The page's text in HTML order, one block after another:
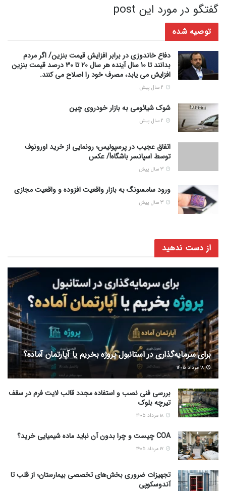
گفتگو در مورد این post
توصیه شده
دفاع خاندوزی در برابر افزایش قیمت بنزین/ اگر مردم
بدانند تا 10 سال آینده هر سال 20 تا 30 درصد قیمت بنزین
افزایش می یابد، مصرف خود را اصلاح می کنند.
شوک شیائومی به بازار خودروی چین
اتفاق عجیب در پرسپولیس؛ رونمایی از خرید اورونوف
توسط اسپانسر باشگاه!/ عکس
ورود سامسونگ به بازار واقعیت افزوده و واقعیت مجازی
از دست ندهید
برای سرمایه‌گذاری در استانبول پروژه بخریم یا آپارتمان آماده؟
۱۸ مرداد ۱۴۰۵
بررسی فنی نصب و استفاده مجدد قالب لایت فرم در سقف
تیرچه بلوک
COA چیست و چرا بدون آن نباید ماده شیمیایی خرید؟
تجهیزات ضروری بخش‌های تخصصی بیمارستان؛ از قلب تا
آندوسکوپی